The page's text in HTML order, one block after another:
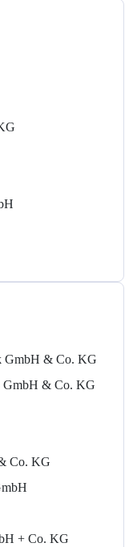
GmbH & Co. KG
GmbH & Co. KG
Co. KG
+ Co. KG